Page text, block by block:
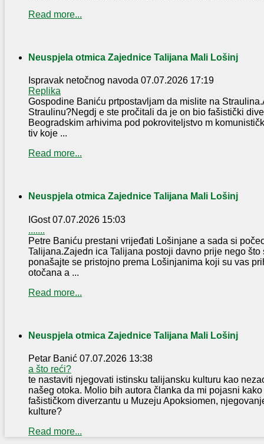
Read more...
Neuspjela otmica Zajednice Talijana Mali Lošinj
Ispravak netočnog navoda 07.07.2026 17:19
Replika
Gospodine Baniću prtpostavljam da mislite na
Straulinu?Negdj e ste pročitali da je on bio fašistički
Beogradskim arhivima pod pokroviteljstvo m
tiv koje ...
Read more...
Neuspjela otmica Zajednice Talijana Mali Lošinj
IGost 07.07.2026 15:03
.......
Petre Baniću prestani vrijeđati Lošinjane a sada si
Talijana.Zajedn ica Talijana postoji davno prije nego što
ponašajte se pristojno prema Lošinjanima koji su vas
otočana a ...
Read more...
Neuspjela otmica Zajednice Talijana Mali Lošinj
Petar Banić 07.07.2026 13:38
a što reći?
te nastaviti njegovati istinsku talijansku kulturu kao
našeg otoka. Molio bih autora članka da mi pojasni
fašističkom diverzantu u Muzeju Apoksiomen,
kulture?
Read more...